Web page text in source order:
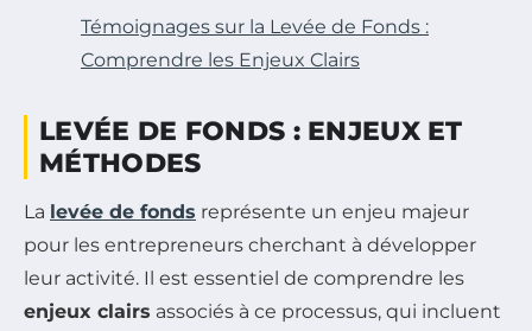
Témoignages sur la Levée de Fonds :
Comprendre les Enjeux Clairs
LEVÉE DE FONDS : ENJEUX ET
MÉTHODES
La levée de fonds représente un enjeu majeur
pour les entrepreneurs cherchant à développer
leur activité. Il est essentiel de comprendre les
enjeux clairs associés à ce processus, qui incluent